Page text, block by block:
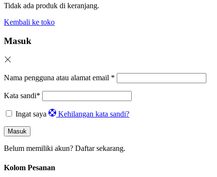
Tidak ada produk di keranjang.
Kembali ke toko
Masuk
Nama pengguna atau alamat email *
Kata sandi*
Ingat saya Kehilangan kata sandi?
Masuk
Belum memiliki akun? Daftar sekarang.
Kolom Pesanan